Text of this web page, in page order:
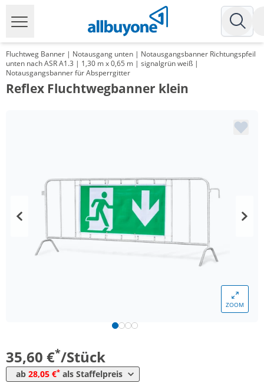
Fluchtweg Banner | Notausgang unten | Notausgangsbanner Richtungspfeil
unten nach ASR A1.3 | 1,30 m x 0,65 m | signalgrün weiß |
Notausgangsbanner für Absperrgitter
Reflex Fluchtwegbanner klein
ZOOM
35,60 €*/Stück
ab 28,05 €* als Staffelpreis